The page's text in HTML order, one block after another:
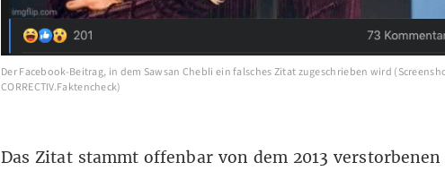
Der Facebook-Beitrag, in dem Sawsan Chebli ein falsches Zitat zugeschrieben wird
CORRECTIV.Faktencheck)
Das Zitat stammt offenbar von dem 2013